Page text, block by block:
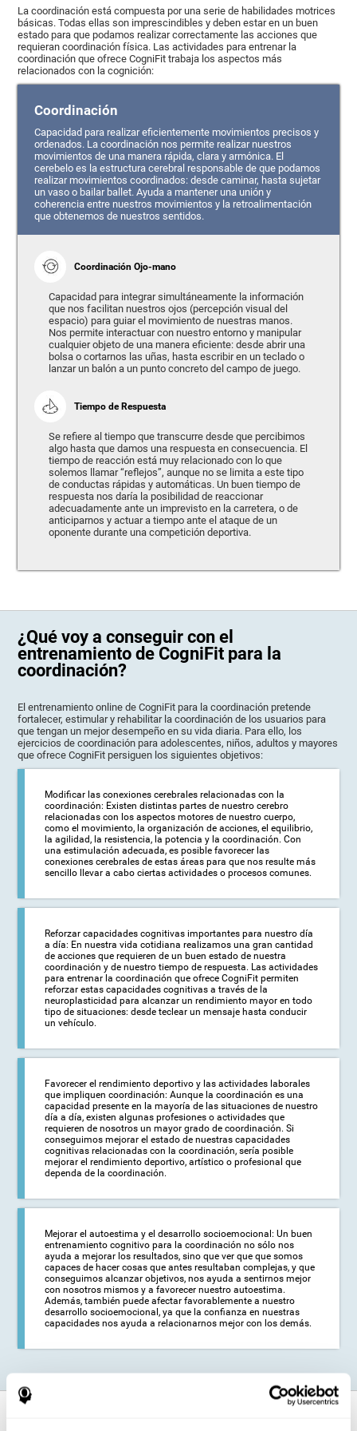
La coordinación está compuesta por una serie de habilidades motrices
básicas. Todas ellas son imprescindibles y deben estar en un buen
estado para que podamos realizar correctamente las acciones que
requieran coordinación física. Las actividades para entrenar la
coordinación que ofrece CogniFit trabaja los aspectos más
relacionados con la cognición:
Coordinación
Capacidad para realizar eficientemente movimientos precisos y
ordenados. La coordinación nos permite realizar nuestros
movimientos de una manera rápida, clara y armónica. El
cerebelo es la estructura cerebral responsable de que podamos
realizar movimientos coordinados: desde caminar, hasta sujetar
un vaso o bailar ballet. Ayuda a mantener una unión y
coherencia entre nuestros movimientos y la retroalimentación
que obtenemos de nuestros sentidos.
Coordinación Ojo-mano
Capacidad para integrar simultáneamente la información
que nos facilitan nuestros ojos (percepción visual del
espacio) para guiar el movimiento de nuestras manos.
Nos permite interactuar con nuestro entorno y manipular
cualquier objeto de una manera eficiente: desde abrir una
bolsa o cortarnos las uñas, hasta escribir en un teclado o
lanzar un balón a un punto concreto del campo de juego.
Tiempo de Respuesta
Se refiere al tiempo que transcurre desde que percibimos
algo hasta que damos una respuesta en consecuencia. El
tiempo de reacción está muy relacionado con lo que
solemos llamar “reflejos”, aunque no se limita a este tipo
de conductas rápidas y automáticas. Un buen tiempo de
respuesta nos daría la posibilidad de reaccionar
adecuadamente ante un imprevisto en la carretera, o de
anticiparnos y actuar a tiempo ante el ataque de un
oponente durante una competición deportiva.
¿Qué voy a conseguir con el
entrenamiento de CogniFit para la
coordinación?
El entrenamiento online de CogniFit para la coordinación pretende
fortalecer, estimular y rehabilitar la coordinación de los usuarios para
que tengan un mejor desempeño en su vida diaria. Para ello, los
ejercicios de coordinación para adolescentes, niños, adultos y mayores
que ofrece CogniFit persiguen los siguientes objetivos:
Modificar las conexiones cerebrales relacionadas con la
coordinación: Existen distintas partes de nuestro cerebro
relacionadas con los aspectos motores de nuestro cuerpo,
como el movimiento, la organización de acciones, el equilibrio,
la agilidad, la resistencia, la potencia y la coordinación. Con
una estimulación adecuada, es posible favorecer las
conexiones cerebrales de estas áreas para que nos resulte más
sencillo llevar a cabo ciertas actividades o procesos comunes.
Reforzar capacidades cognitivas importantes para nuestro día
a día: En nuestra vida cotidiana realizamos una gran cantidad
de acciones que requieren de un buen estado de nuestra
coordinación y de nuestro tiempo de respuesta. Las actividades
para entrenar la coordinación que ofrece CogniFit permiten
reforzar estas capacidades cognitivas a través de la
neuroplasticidad para alcanzar un rendimiento mayor en todo
tipo de situaciones: desde teclear un mensaje hasta conducir
un vehículo.
Favorecer el rendimiento deportivo y las actividades laborales
que impliquen coordinación: Aunque la coordinación es una
capacidad presente en la mayoría de las situaciones de nuestro
día a día, existen algunas profesiones o actividades que
requieren de nosotros un mayor grado de coordinación. Si
conseguimos mejorar el estado de nuestras capacidades
cognitivas relacionadas con la coordinación, sería posible
mejorar el rendimiento deportivo, artístico o profesional que
dependa de la coordinación.
Mejorar el autoestima y el desarrollo socioemocional: Un buen
entrenamiento cognitivo para la coordinación no sólo nos
ayuda a mejorar los resultados, sino que ver que que somos
capaces de hacer cosas que antes resultaban complejas, y que
conseguimos alcanzar objetivos, nos ayuda a sentirnos mejor
con nosotros mismos y a favorecer nuestro autoestima.
Además, también puede afectar favorablemente a nuestro
desarrollo socioemocional, ya que la confianza en nuestras
capacidades nos ayuda a relacionarnos mejor con los demás.